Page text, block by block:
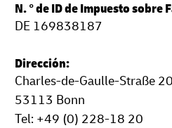
N. ° de ID de Impuesto sobre
DE 169838187
Dirección:
Charles-de-Gaulle-Straße 20
53113 Bonn
Tel: +49 (0) 228-18 20